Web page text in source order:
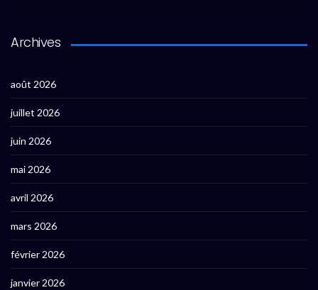
Archives
août 2026
juillet 2026
juin 2026
mai 2026
avril 2026
mars 2026
février 2026
janvier 2026